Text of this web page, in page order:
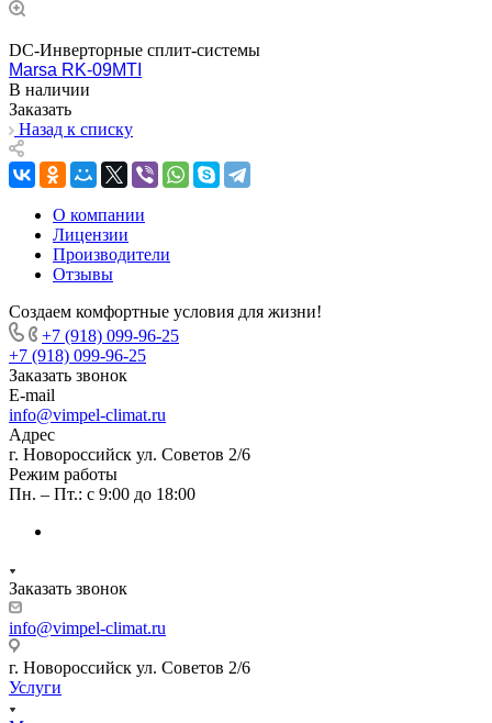
DC-Инверторные сплит-системы
Marsa RK-09MTI
В наличии
Заказать
Назад к списку
О компании
Лицензии
Производители
Отзывы
Создаем комфортные условия для жизни!
+7 (918) 099-96-25
+7 (918) 099-96-25
Заказать звонок
E-mail
info@vimpel-climat.ru
Адрес
г. Новороссийск ул. Советов 2/6
Режим работы
Пн. – Пт.: с 9:00 до 18:00
Заказать звонок
info@vimpel-climat.ru
г. Новороссийск ул. Советов 2/6
Услуги